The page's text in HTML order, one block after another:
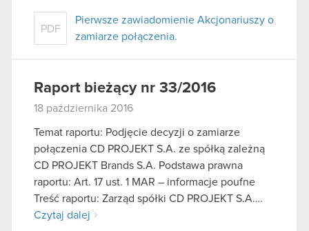
PDF
Pierwsze zawiadomienie Akcjonariuszy o
zamiarze połączenia.
Raport bieżący nr 33/2016
18 października 2016
Temat raportu: Podjęcie decyzji o zamiarze
połączenia CD PROJEKT S.A. ze spółką zależną
CD PROJEKT Brands S.A. Podstawa prawna
raportu: Art. 17 ust. 1 MAR – informacje poufne
Treść raportu: Zarząd spółki CD PROJEKT S.A….
Czytaj dalej